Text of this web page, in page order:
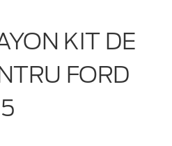
KIT DE
FORD